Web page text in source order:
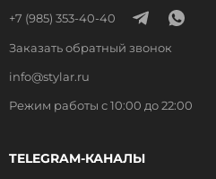
+7 (985) 353-40-40
Заказать обратный звонок
info@stylar.ru
Режим работы с 10:00 до 22:00
TELEGRAM-КАНАЛЫ